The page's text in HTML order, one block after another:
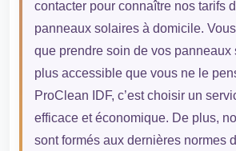
contacter pour connaître nos tarifs
panneaux solaires à domicile.
que prendre soin de vos panneaux
plus accessible que vous ne le
ProClean IDF, c’est choisir un
efficace et économique. De plus,
sont formés aux dernières normes